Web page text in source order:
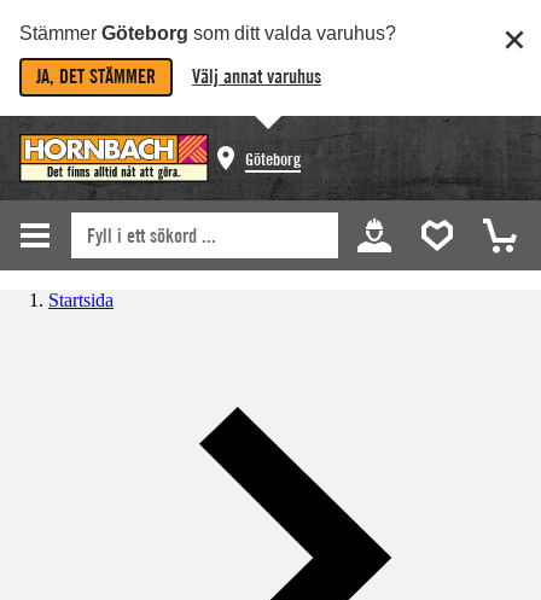
Stämmer Göteborg som ditt valda varuhus?
JA, DET STÄMMER Välj annat varuhus
Göteborg
Startsida